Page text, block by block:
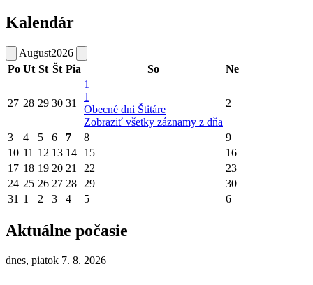
Kalendár
August2026
Po Ut St Št Pia So Ne
27 28 29 30 31
1
1
Obecné dni Štitáre
Zobraziť všetky záznamy z dňa
2
3 4 5 6 7 8
9
10 11 12 13 14 15
16
17 18 19 20 21 22
23
24 25 26 27 28 29
30
31 1 2 3 4 5 6
Aktuálne počasie
dnes, piatok 7. 8. 2026